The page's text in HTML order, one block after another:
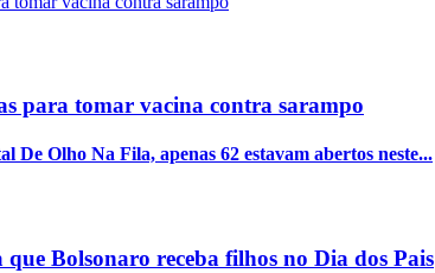
para tomar vacina contra sarampo
De Olho Na Fila, apenas 62 estavam abertos neste...
Bolsonaro receba filhos no Dia dos Pais